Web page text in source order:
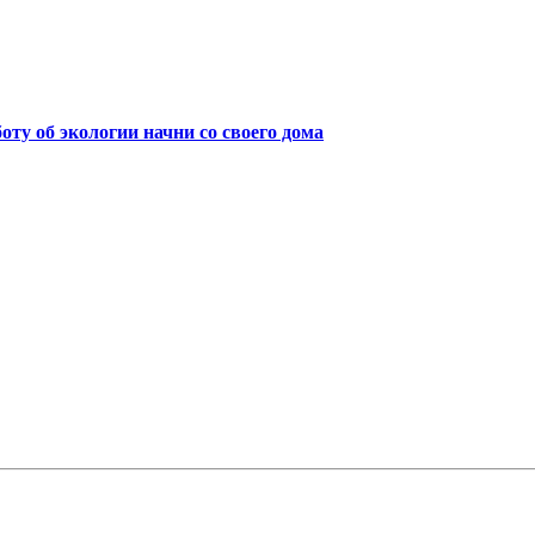
об экологии начни со своего дома